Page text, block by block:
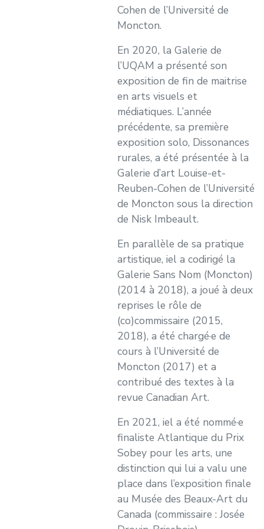
Cohen de l’Université de
Moncton.
En 2020, la Galerie de
l’UQAM a présenté son
exposition de fin de maitrise
en arts visuels et
médiatiques. L’année
précédente, sa première
exposition solo, Dissonances
rurales, a été présentée à la
Galerie d’art Louise-et-
Reuben-Cohen de l’Université
de Moncton sous la direction
de Nisk Imbeault.
En parallèle de sa pratique
artistique, iel a codirigé la
Galerie Sans Nom (Moncton)
(2014 à 2018), a joué à deux
reprises le rôle de
(co)commissaire (2015,
2018), a été chargé·e de
cours à l’Université de
Moncton (2017) et a
contribué des textes à la
revue Canadian Art.
En 2021, iel a été nommé·e
finaliste Atlantique du Prix
Sobey pour les arts, une
distinction qui lui a valu une
place dans l’exposition finale
au Musée des Beaux-Art du
Canada (commissaire : Josée